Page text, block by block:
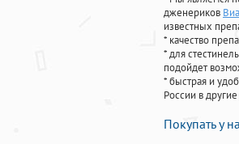
дженериков
известных
* качество
* для
подойдет
* быстрая и
России в
Покупать у